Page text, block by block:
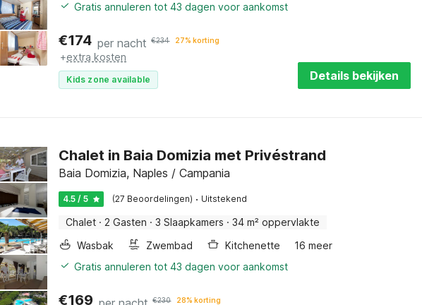
Gratis annuleren tot 43 dagen voor aankomst
€174 per nacht €234 27% korting
+extra kosten
Kids zone available Details bekijken
Chalet in Baia Domizia met Privéstrand
Baia Domizia, Naples / Campania
4.5 / 5 (27 Beoordelingen) · Uitstekend
Chalet · 2 Gasten · 3 Slaapkamers · 34 m² oppervlakte
Wasbak
Zwembad Kitchenette
16 meer
Gratis annuleren tot 43 dagen voor aankomst
€169 €230 28% korting